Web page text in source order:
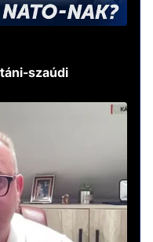
szaúdi